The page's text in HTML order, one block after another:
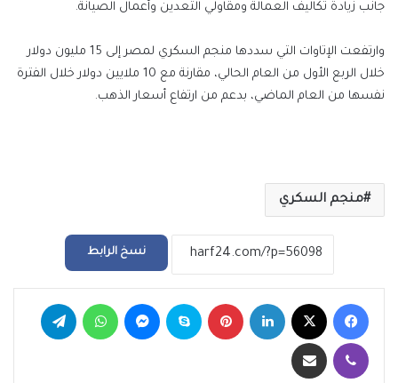
جانب زيادة تكاليف العمالة ومقاولي التعدين وأعمال الصيانة.
وارتفعت الإتاوات التي سددها منجم السكري لمصر إلى 15 مليون دولار
خلال الربع الأول من العام الحالي، مقارنة مع 10 ملايين دولار خلال الفترة
نفسها من العام الماضي، بدعم من ارتفاع أسعار الذهب.
منجم السكري
نسخ الرابط
فيسبوك لينكدإن بينتيريست سكايب ماسنجر واتساب
ڤايبر مشاركة عبر البريد